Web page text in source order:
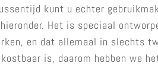
kunt u echter
Het is speciaal
en dat allemaal in slechts
is, daarom hebben we